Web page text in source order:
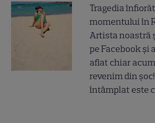
Tragedia
momentului în
Artista noastră
pe Facebook și
aflat chiar
revenim din
întâmplat este